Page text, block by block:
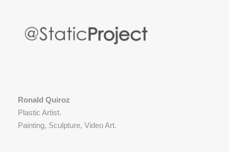
Ronald Quiroz
Plastic Artist.
Painting, Sculpture, Video Art.